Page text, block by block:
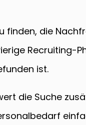
finden, die
Recruiting-
ist.
die Suche